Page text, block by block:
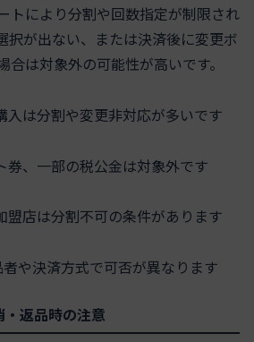
トにより分割や回数指定が制限され
択が出ない、または決済後に変更ボ
合は対象外の可能性が高いです。
入は分割や変更非対応が多いです
券、一部の税公金は対象外です
盟店は分割不可の条件があります
や決済方式で可否が異なります
返品時の注意